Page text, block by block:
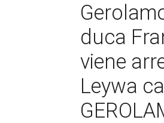
duca
viene
Leywa